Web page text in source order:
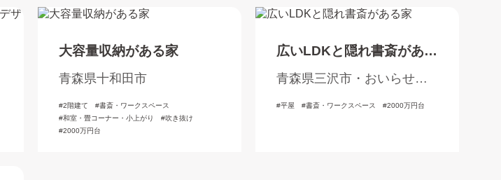
大容量収納がある家
青森県十和田市
2階建て
書斎・ワークスペース
和室・畳コーナー・小上がり
吹き抜け
2000万円台
広いLDKと隠れ書斎がある
家
青森県三沢市・おいらせ
町・三戸郡
平屋 書斎・ワークスペース 2000万円台